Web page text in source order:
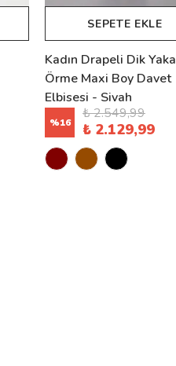
SEPETE EKLE
Kadın Drapeli Dik Yaka
Örme Maxi Boy Davet
Elbisesi - Siyah
%16
₺ 2.549,99
₺ 2.129,99